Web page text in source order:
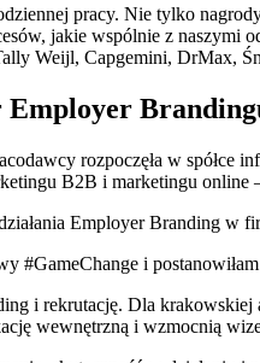
pracy. Nie tylko
jakie wspólnie z
Weijl, Capgemini, DrMax,
Employer
rozpoczęła w spółce
B2B i marketingu
Employer Branding w
#GameChange i
i rekrutację. Dla
wewnętrzną i wzmocnią